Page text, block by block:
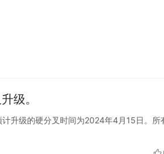
级。
升级的硬分叉时间为2024年4月15日。所